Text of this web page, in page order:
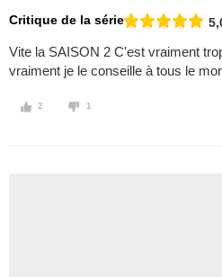
Critique de la série
Vite la SAISON 2 C'est vraiment
vraiment je le conseille à tous le
2 1